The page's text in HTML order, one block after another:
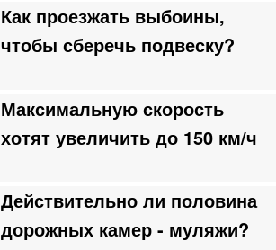
Как проезжать выбоины,
чтобы сберечь подвеску?
Максимальную скорость
хотят увеличить до 150 км/ч
Действительно ли половина
дорожных камер - муляжи?